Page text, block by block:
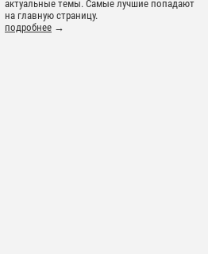
актуальные темы. Самые лучшие попадают
на главную страницу.
подробнее →